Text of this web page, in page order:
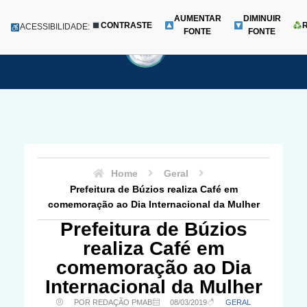
para
Menu
ACESSIBILIDADE: CONTRASTE
AUMENTAR
FONTE
DIMINUIR
FONTE
Home
Geral
Prefeitura de Búzios realiza Café em
comemoração ao Dia Internacional da Mulher
Prefeitura de Búzios
realiza Café em
comemoração ao Dia
Internacional da Mulher
POR REDAÇÃO PMAB 08/03/2019 GERAL